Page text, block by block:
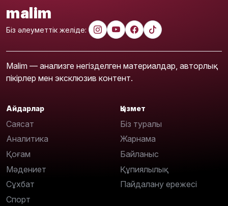
malim
Біз әлеуметтік желіде:
Malim — анализге негізделген материалдар, авторлық
пікірлер мен эксклюзив контент.
Айдарлар
Саясат
Аналитика
Қоғам
Мәдениет
Сұхбат
Спорт
Қызмет
Біз туралы
Жарнама
Байланыс
Құпиялылық
Пайдалану ережесі